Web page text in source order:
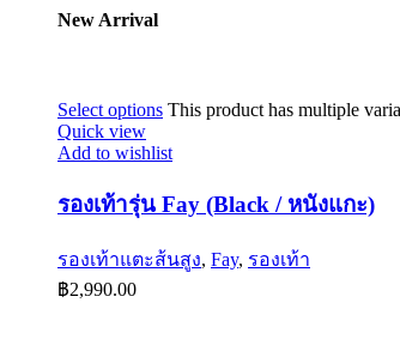
New Arrival
Select options This product has multiple
Quick view
Add to wishlist
รองเท้ารุ่น Fay (Black / หนังแกะ)
รองเท้าแตะส้นสูง, Fay, รองเท้า
฿2,990.00